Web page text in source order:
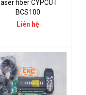
laser fiber CYPCUT
BCS100
Liên hệ